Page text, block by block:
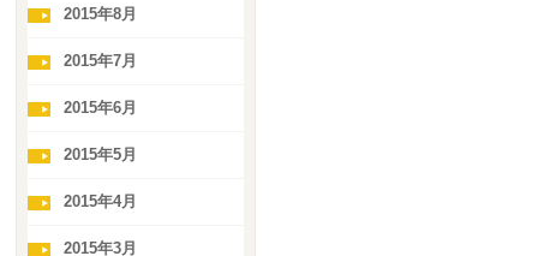
2015年8月
2015年7月
2015年6月
2015年5月
2015年4月
2015年3月